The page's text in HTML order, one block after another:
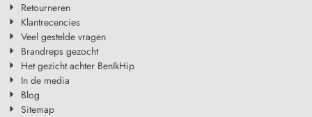
Retourneren
Klantrecencies
Veel gestelde vragen
Brandreps gezocht
Het gezicht achter BenIkHip
In de media
Blog
Sitemap